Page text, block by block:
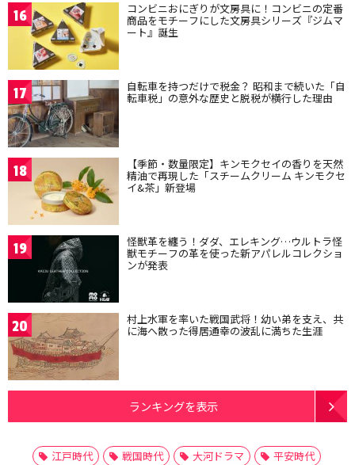
16 コンビニおにぎりが文房具に！コンビニの定番
商品をモチーフにした文房具シリーズ『ジムマ
ート』誕生
17 自転車を持つだけで税金？ 昭和まで続いた「自
転車税」の意外な歴史と脱税が横行した理由
18 【季節・数量限定】キンモクセイの香りを天然
精油で再現した「スチームクリーム キンモクセ
イ&茶」新登場
19 怪獣革を纏う！ダダ、エレキング…ウルトラ怪
獣モチーフの革を使った新アパレルコレクショ
ンが発表
20 村上水軍を率いた戦国武将！幼い弟を支え、共
に海へ散った得居通幸の波乱に満ちた生涯
ランキングを表示
江戸時代 戦国時代 大河ドラマ
平安時代